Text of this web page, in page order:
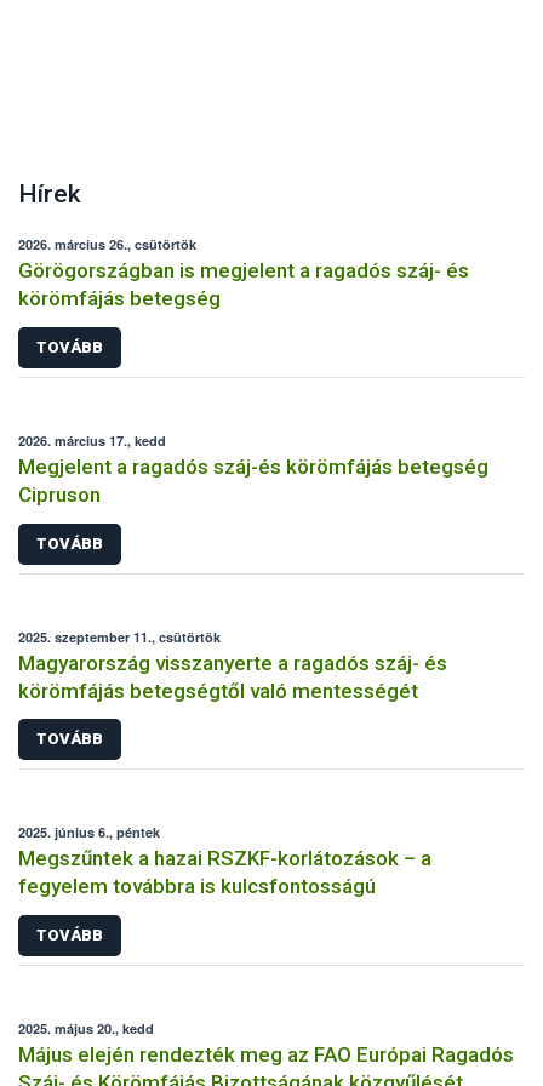
Hírek
2026. március 26., csütörtök
Görögországban is megjelent a ragadós száj- és
körömfájás betegség
TOVÁBB
2026. március 17., kedd
Megjelent a ragadós száj-és körömfájás betegség
Cipruson
TOVÁBB
2025. szeptember 11., csütörtök
Magyarország visszanyerte a ragadós száj- és
körömfájás betegségtől való mentességét
TOVÁBB
2025. június 6., péntek
Megszűntek a hazai RSZKF-korlátozások – a
fegyelem továbbra is kulcsfontosságú
TOVÁBB
2025. május 20., kedd
Május elején rendezték meg az FAO Európai Ragadós